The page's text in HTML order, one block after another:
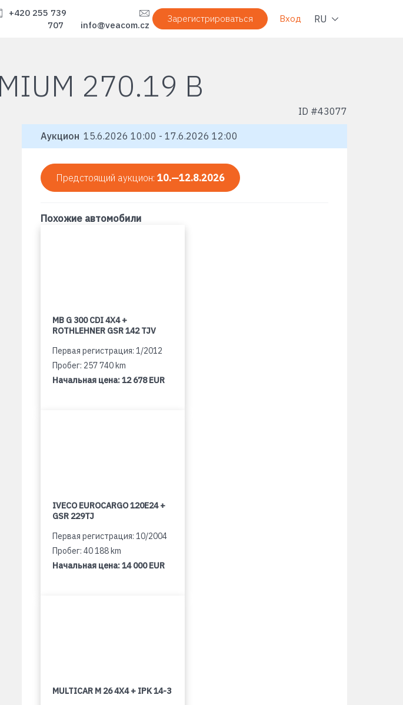
Зарегистрироваться Вход
+420 255 739
707
info@veacom.cz
RU
270.19 B
ID #43077
Аукцион 15.6.2026 10:00 - 17.6.2026 12:00
Предстоящий аукцион: 10.—12.8.2026
Похожие автомобили
MB G 300 CDI 4X4 +
ROTHLEHNER GSR 142 TJV
Первая регистрация: 1/2012
Пробег: 257 740 km
Начальная цена:12 678 EUR
IVECO EUROCARGO 120E24 +
GSR 229TJ
Первая регистрация: 10/2004
Пробег: 40 188 km
Начальная цена:14 000 EUR
MULTICAR M 26 4X4 + IPK 14-3